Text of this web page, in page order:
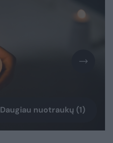
Daugiau nuotraukų (1)